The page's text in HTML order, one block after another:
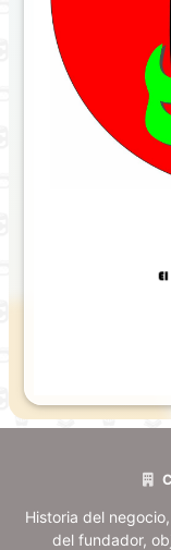
Historia del
del fundador,